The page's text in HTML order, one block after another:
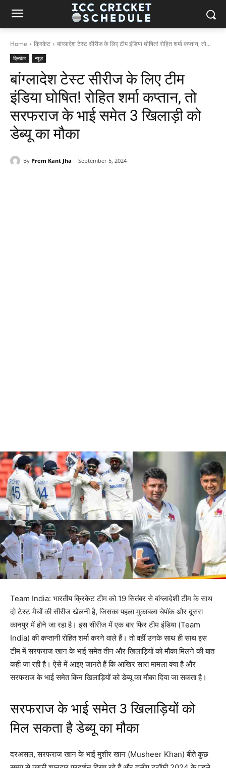
Home क्रिकेट बांग्लादेश टेस्ट सीरीज के लिए टीम इंडिया घोषित! रोहित शर्मा कप्तान, तो...
क्रिकेट न्यूज़
बांग्लादेश टेस्ट सीरीज के लिए टीम
इंडिया घोषित! रोहित शर्मा कप्तान, तो
सरफराज के भाई समेत 3 खिलाड़ी को
डेब्यू का मौका
By Prem Kant Jha September 5, 2024
Team India: भारतीय क्रिकेट टीम को 19 सितंबर से बांग्लादेशी टीम के साथ
दो टेस्ट मैचों की सीरीज खेलनी है, जिसका पहला मुकाबला चेपॉक और दूसरा
कानपुर में होने जा रहा है। इस सीरीज में एक बार फिर टीम इंडिया (Team
India) की कप्तानी रोहित शर्मा करने वाले हैं। तो वहीं उनके साथ ही साथ इस
टीम में सरफराज खान के भाई समेत तीन और खिलाड़ियों को मौका मिलने की बात
कही जा रही है। ऐसे में आइए जानते हैं कि आखिर सारा मामला क्या है और
सरफराज के भाई समेत किन खिलाड़ियों को डेब्यू का मौका दिया जा सकता है।
सरफराज के भाई समेत 3 खिलाड़ियों को
मिल सकता है डेब्यू का मौका
दरअसल, सरफराज खान के भाई मुशीर खान (Musheer Khan) बीते कुछ